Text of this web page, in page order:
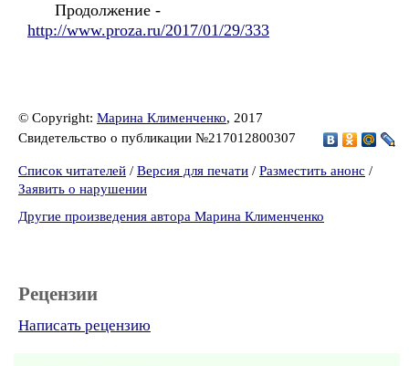
Продолжение -
http://www.proza.ru/2017/01/29/333
© Copyright: Марина Клименченко, 2017
Свидетельство о публикации №217012800307
Список читателей / Версия для печати / Разместить анонс /
Заявить о нарушении
Другие произведения автора Марина Клименченко
Рецензии
Написать рецензию